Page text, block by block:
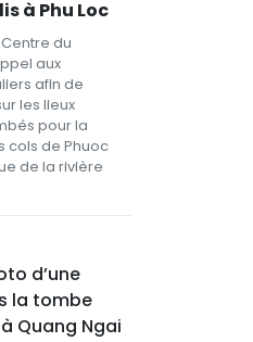
à Phu Loc
du
aux
afin de
les lieux
pour la
cols de Phuoc
de la rivière
d’une
la tombe
Quang Ngai